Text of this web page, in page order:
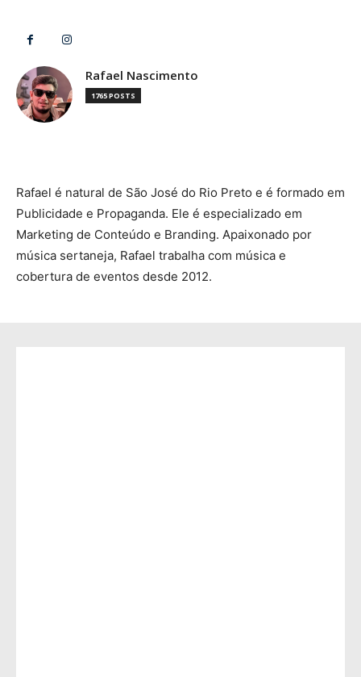
Rafael Nascimento
1765 POSTS
Rafael é natural de São José do Rio Preto e é formado em
Publicidade e Propaganda. Ele é especializado em
Marketing de Conteúdo e Branding. Apaixonado por
música sertaneja, Rafael trabalha com música e
cobertura de eventos desde 2012.